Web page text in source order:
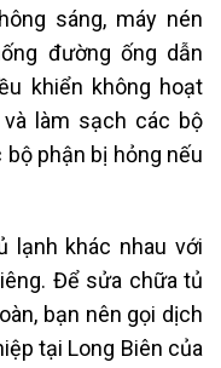
sáng, máy nén
đường ống dẫn
khiển không hoạt
làm sạch các bộ
bộ phận bị hỏng nếu
lạnh khác nhau với
Để sửa chữa tủ
bạn nên gọi dịch
tại Long Biên của